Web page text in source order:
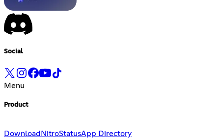
Social
Menu
Product
Download NitroStatusApp Directory